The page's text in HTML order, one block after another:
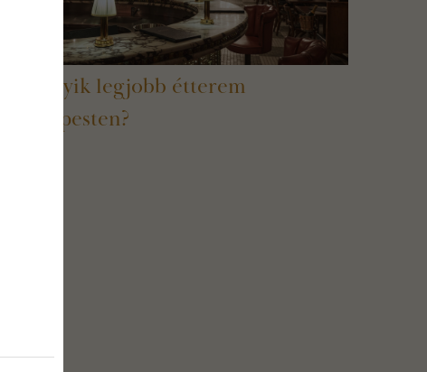
Az egyik legjobb étterem
Budapesten?